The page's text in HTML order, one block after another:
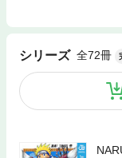
シリーズ 全72冊